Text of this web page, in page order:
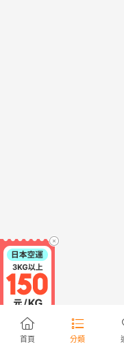
首頁 分類